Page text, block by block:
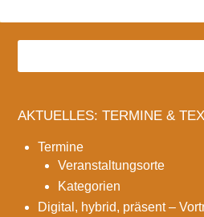
AKTUELLES: TERMINE &
Termine
Veranstaltungsorte
Kategorien
Digital, hybrid, präsent –